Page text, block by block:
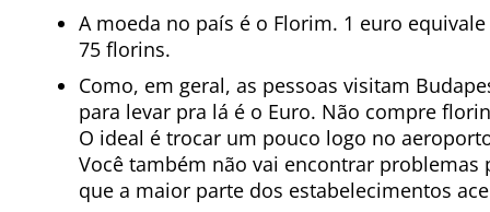
A moeda no país é o Florim. 1 euro
75 florins.
Como, em geral, as pessoas visitam
para levar pra lá é o Euro. Não compre
O ideal é trocar um pouco logo no
Você também não vai encontrar
que a maior parte dos estabelecimentos